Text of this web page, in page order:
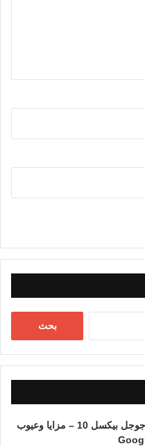
سعر ومواصفات جوجل بيكسل 10 – مزايا وعيوب